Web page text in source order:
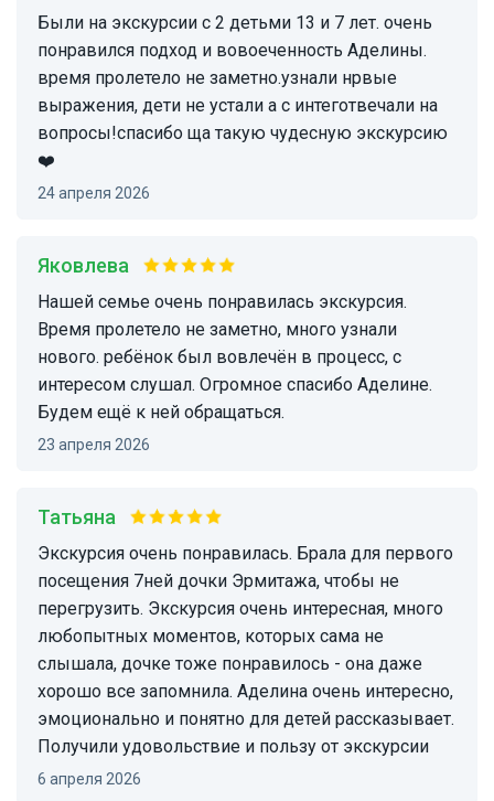
Были на экскурсии с 2 детьми 13 и 7 лет. очень
понравился подход и вовоеченность Аделины.
время пролетело не заметно.узнали нрвые
выражения, дети не устали а с интеготвечали на
вопросы!спасибо ща такую чудесную экскурсию
❤️
24 апреля 2026
Яковлева
Нашей семье очень понравилась экскурсия.
Время пролетело не заметно, много узнали
нового. ребёнок был вовлечён в процесс, с
интересом слушал. Огромное спасибо Аделине.
Будем ещё к ней обращаться.
23 апреля 2026
Татьяна
Экскурсия очень понравилась. Брала для первого
посещения 7ней дочки Эрмитажа, чтобы не
перегрузить. Экскурсия очень интересная, много
любопытных моментов, которых сама не
слышала, дочке тоже понравилось - она даже
хорошо все запомнила. Аделина очень интересно,
эмоционально и понятно для детей рассказывает.
Получили удовольствие и пользу от экскурсии
6 апреля 2026